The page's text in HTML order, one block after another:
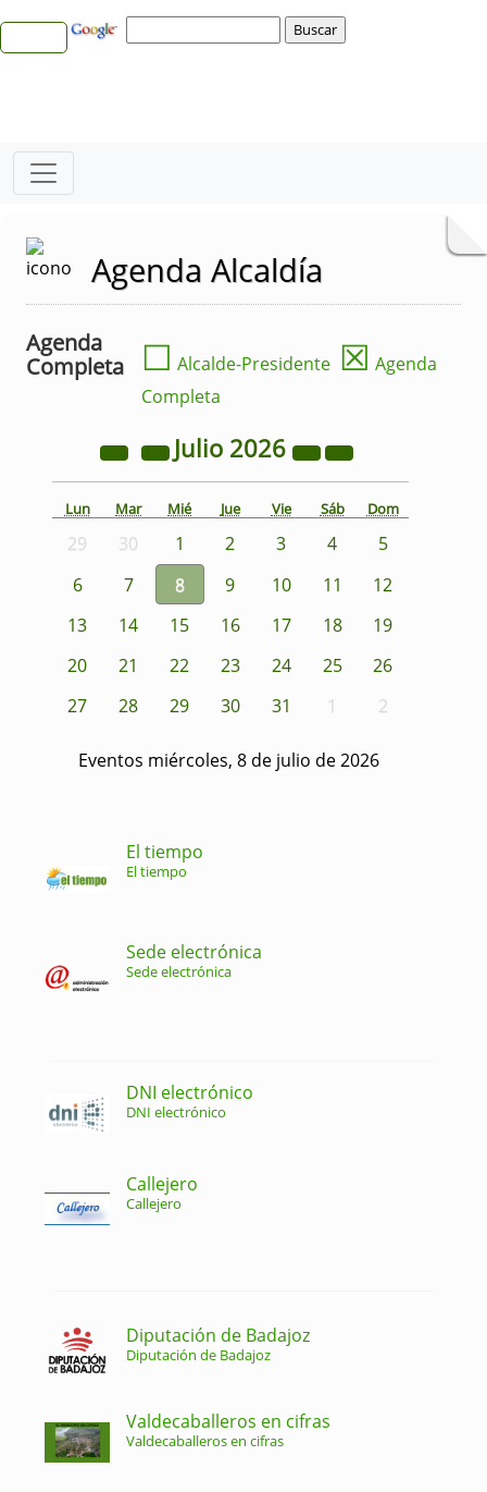
Agenda Alcaldía
Agenda
Completa
☐ Alcalde-Presidente ☒ Agenda
Completa
Julio 2026
Lun Mar Mié Jue Vie Sáb Dom
29 30 1 2 3 4
5
6
7 8 9 10 11
12
13
14 15 16 17 18
19
20
21 22 23 24 25
26
27
28 29 30 31 1 2
Eventos miércoles, 8 de julio de 2026
El tiempo
El tiempo
Sede electrónica
Sede electrónica
DNI electrónico
DNI electrónico
Callejero
Callejero
Diputación de Badajoz
Diputación de Badajoz
Valdecaballeros en cifras
Valdecaballeros en cifras